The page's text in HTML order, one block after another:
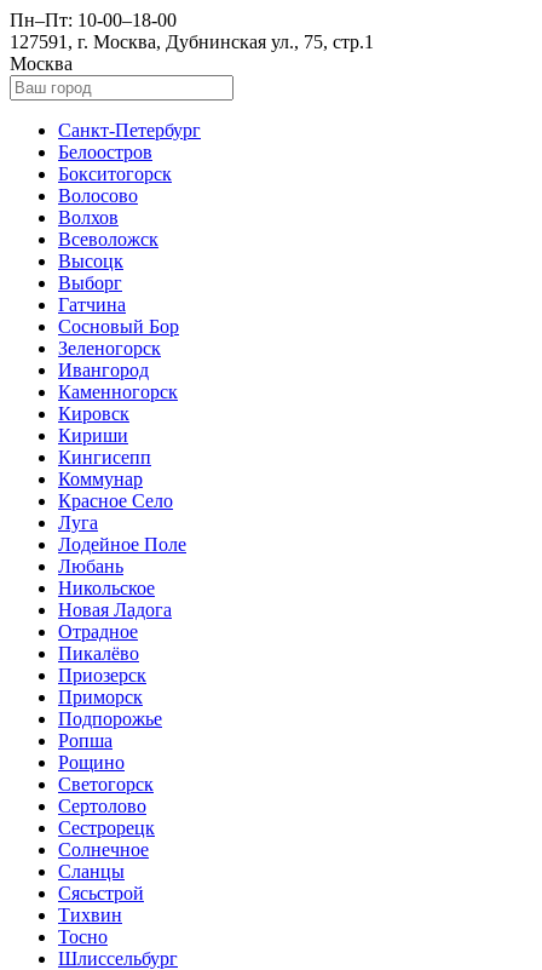
Пн–Пт: 10-00–18-00
127591, г. Москва, Дубнинская ул., 75, стр.1
Москва
Санкт-Петербург
Белоостров
Бокситогорск
Волосово
Волхов
Всеволожск
Высоцк
Выборг
Гатчина
Сосновый Бор
Зеленогорск
Ивангород
Каменногорск
Кировск
Кириши
Кингисепп
Коммунар
Красное Село
Луга
Лодейное Поле
Любань
Никольское
Новая Ладога
Отрадное
Пикалёво
Приозерск
Приморск
Подпорожье
Ропша
Рощино
Светогорск
Сертолово
Сестрорецк
Солнечное
Сланцы
Сясьстрой
Тихвин
Тосно
Шлиссельбург